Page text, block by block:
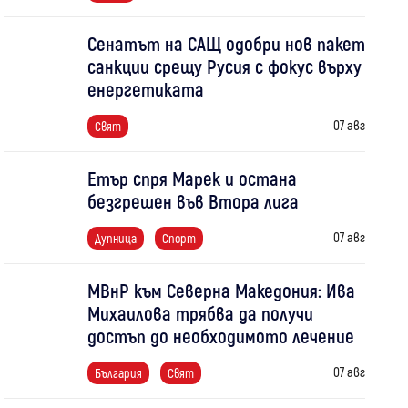
Сенатът на САЩ одобри нов пакет
санкции срещу Русия с фокус върху
енергетиката
Свят 07 авг
Етър спря Марек и остана
безгрешен във Втора лига
Дупница Спорт 07 авг
МВнР към Северна Македония: Ива
Михаилова трябва да получи
достъп до необходимото лечение
България Свят 07 авг